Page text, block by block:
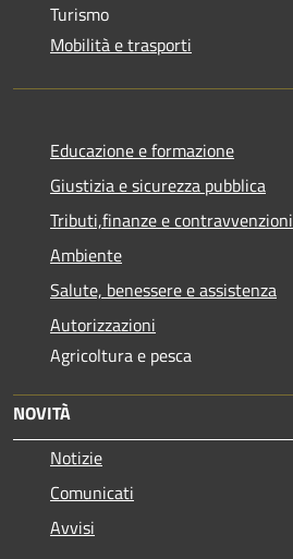
Turismo
Mobilità e trasporti
Educazione e formazione
Giustizia e sicurezza pubblica
Tributi,finanze e contravvenzioni
Ambiente
Salute, benessere e assistenza
Autorizzazioni
Agricoltura e pesca
NOVITÀ
Notizie
Comunicati
Avvisi